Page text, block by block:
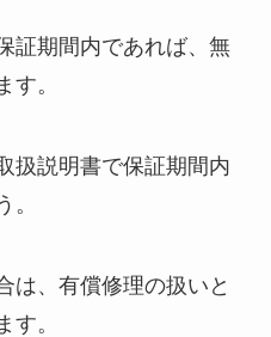
証期間内であれば、無
す。
扱説明書で保証期間内
。
は、有償修理の扱いと
す。